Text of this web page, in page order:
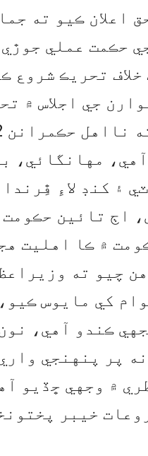
اعلان ڪيو ته
حڪمت عملي جوڙي
تحريڪ شروع
ذميوارن جي اجلاس ۾
مهانگائي،
۽ کنڊ لاءِ
اڄ تائين حڪومت
۾ ڪا اهليت
چيو ته
کي مايوس
ڪندو آهي،
پر پنهنجي واري
۾ وجهي ڇڏيو
خيبر